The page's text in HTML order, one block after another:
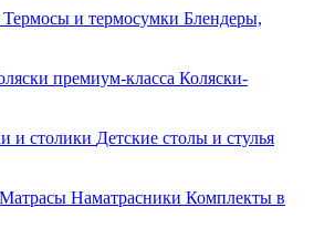
Термосы и термосумки Блендеры,
премиум-класса Коляски-
и столики Детские столы и стулья
Матрасы Наматрасники Комплекты в